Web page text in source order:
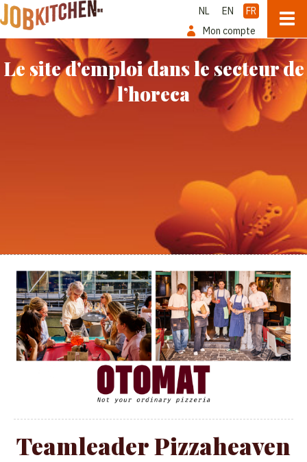
NL EN
FR
Mon compte
Le site d'emploi dans le secteur de
l’horeca
Teamleader Pizzaheaven